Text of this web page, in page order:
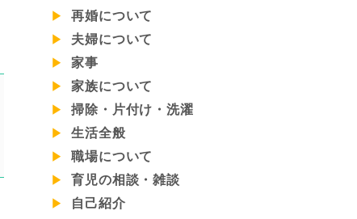
再婚について
夫婦について
家事
家族について
掃除・片付け・洗濯
生活全般
職場について
育児の相談・雑談
自己紹介